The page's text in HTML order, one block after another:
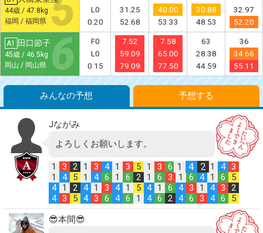
44歳 / 47.8kg
福岡 / 福岡県
L0
0.20
31.25
52.68
40.00
53.33
30.88
48.53
32.97
52.20
A1 田口節子
45歳 / 46.5kg
岡山 / 岡山県
F0
L0
0.15
7.52
59.09
79.09
7.58
65.00
77.50
63
28.38
44.59
36
34.66
55.11
みんなの予想 予想する
Jながみ
よろしくお願いします。
1 3 2 1 3 4 1 3 5 1 3 6 1 4 2 1 4 3
1
4 5 1 4 6 1 6 2 1 6 3 1 6 4 1 6
5
4
1 2 4 1 3 4 1 5 4 1 6 4 3 1 4 3
2
4 3 5 4 3 6 4 6 1 4 6 2 4 6 3 4 6
5
😎本間😎